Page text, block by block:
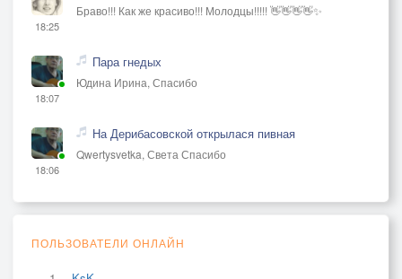
18:25
Браво!!! Как же красиво!!! Молодцы!!!!! 👋👋👋👋✨
18:07
Пара гнедых
Юдина Ирина, Спасибо
18:06
На Дерибасовской открылася пивная
Qwertysvetka, Света Спасибо
ПОЛЬЗОВАТЕЛИ ОНЛАЙН